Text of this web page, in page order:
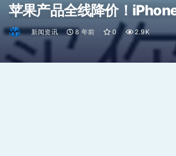
苹果产品全线降价！
新闻资讯 8 年前 0 2.9K